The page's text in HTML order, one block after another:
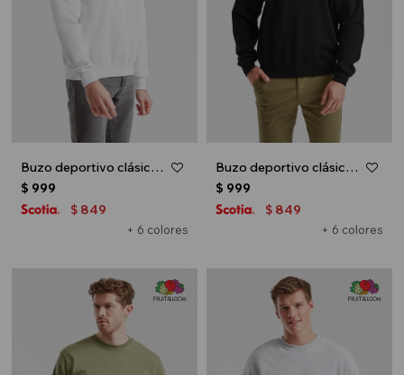
Buzo deportivo clásico escote redondo - UNISEX - Blanco
+ 6 colores
$ 999
$ 849
Buzo deportivo clásico escote redondo - UNISEX - Negro
+ 6 colores
$ 999
$ 849